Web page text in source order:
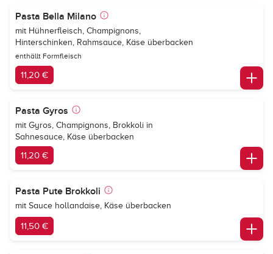
Pasta Bella Milano
mit Hühnerfleisch, Champignons,
Hinterschinken, Rahmsauce, Käse überbacken
enthällt Formfleisch
11,20 €
Pasta Gyros
mit Gyros, Champignons, Brokkoli in
Sahnesauce, Käse überbacken
11,20 €
Pasta Pute Brokkoli
mit Sauce hollandaise, Käse überbacken
11,50 €